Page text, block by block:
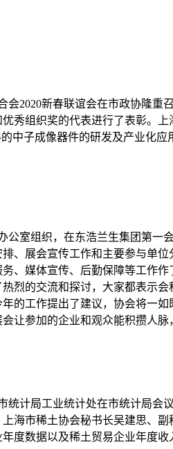
会2020新春联谊会在市政协隆
秀组织奖的代表进行了表彰。
中子成像器件的研发及产业化
室组织，在东浩兰生集团第
、展会宣传工作和主要参与单
、媒体宣传、后勤保障等工作
烈的交流和探讨，大家都表示
的工作提出了建议，协会将一
让参加的企业和观众能积攒人
统计局工业统计处在市统计局
海市稀土协会秘书长吴建思、
度数据以及稀土贸易企业年度收